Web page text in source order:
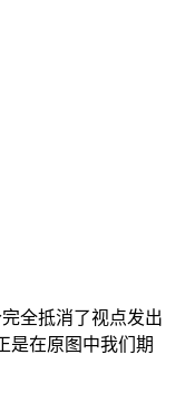
全抵消了视点发出
是在原图中我们期